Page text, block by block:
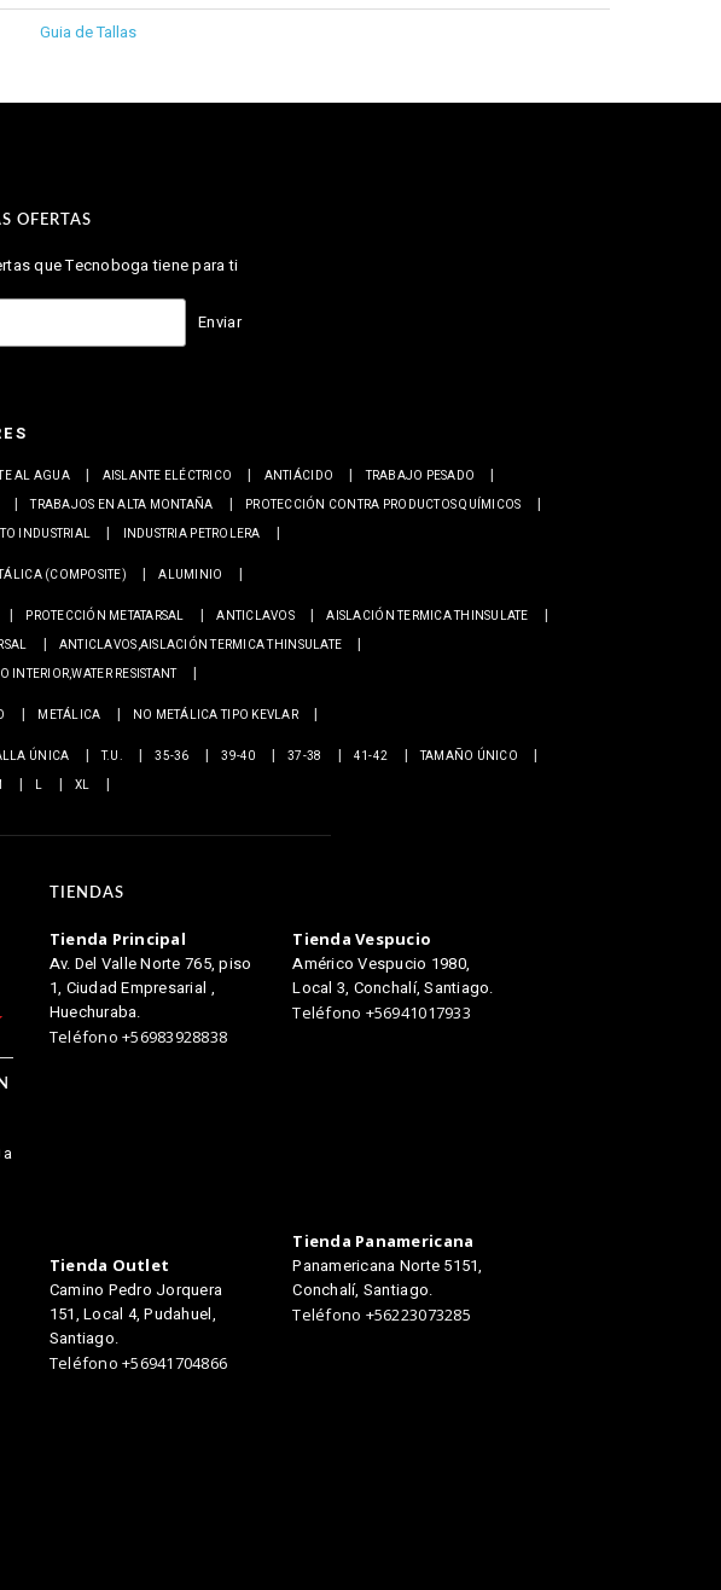
Guia de Tallas
OFERTAS
que Tecnoboga tiene para ti
Enviar
AL AGUA AISLANTE ELÉCTRICO ANTIÁCIDO
TRABAJO PESADO
TRABAJOS EN ALTA MONTAÑA
PROTECCIÓN CONTRA PRODUCTOS QUÍMICOS
INDUSTRIAL INDUSTRIA PETROLERA
(COMPOSITE) ALUMINIO
PROTECCIÓN METATARSAL ANTICLAVOS
AISLACIÓN TERMICA THINSULATE
ANTICLAVOS,AISLACIÓN TERMICA THINSULATE
RESISTANT
METÁLICA NO METÁLICA TIPO KEVLAR
ÚNICA T.U. 35-36 39-40 37-38 41-42
TAMAÑO ÚNICO
L XL
TIENDAS
Tienda Principal
Av. Del Valle Norte 765, piso
1, Ciudad Empresarial ,
Huechuraba.
Teléfono +56983928838
Tienda Outlet
Camino Pedro Jorquera
151, Local 4, Pudahuel,
Santiago.
Teléfono +56941704866
Tienda Vespucio
Américo Vespucio 1980,
Local 3, Conchalí, Santiago.
Teléfono +56941017933
Tienda Panamericana
Panamericana Norte 5151,
Conchalí, Santiago.
Teléfono +56223073285